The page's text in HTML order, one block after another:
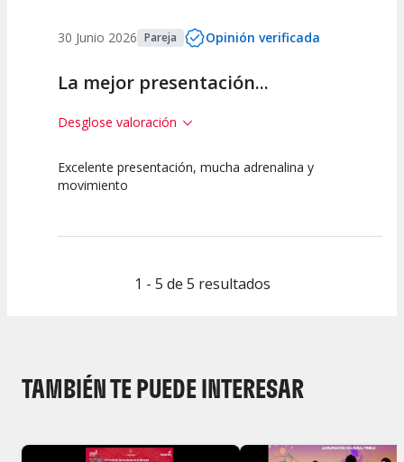
30 Junio 2026 Pareja Opinión verificada
La mejor presentación...
Desglose valoración
10 10 10
Excelente presentación, mucha adrenalina y
movimiento
1 - 5 de 5 resultados
TAMBIÉN TE PUEDE INTERESAR